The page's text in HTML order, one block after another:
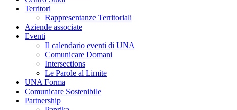
Territori
Rappresentanze Territoriali
Aziende associate
Eventi
Il calendario eventi di UNA
Comunicare Domani
Intersections
Le Parole al Limite
UNA Forma
Comunicare Sostenibile
Partnership